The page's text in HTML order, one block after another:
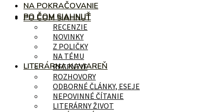
PO ČOM SIAHNUŤ
RECENZIE
NA POKRAČOVANIE
PO ČOM SIAHNUŤ
RECENZIE
NOVINKY
Z POLIČKY
NA TÉMU
LITERÁRNA KAVIAREŇ
ROZHOVORY
ODBORNÉ ČLÁNKY, ESEJE
NEPOVINNÉ ČÍTANIE
LITERÁRNY ŽIVOT